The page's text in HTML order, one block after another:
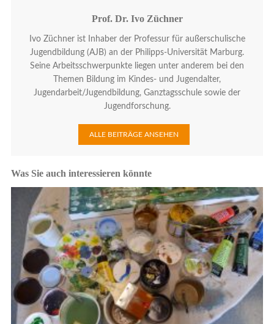
Prof. Dr. Ivo Züchner
Ivo Züchner ist Inhaber der Professur für außerschulische
Jugendbildung (AJB) an der Philipps-Universität Marburg.
Seine Arbeitsschwerpunkte liegen unter anderem bei den
Themen Bildung im Kindes- und Jugendalter,
Jugendarbeit/Jugendbildung, Ganztagsschule sowie der
Jugendforschung.
ALLE BEITRÄGE ANSEHEN
Was Sie auch interessieren könnte